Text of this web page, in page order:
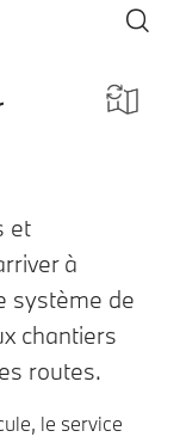
et
à
système de
chantiers
routes.
le service